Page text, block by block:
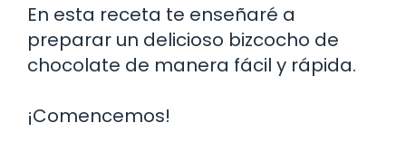
En esta receta te enseñaré a
preparar un delicioso bizcocho de
chocolate de manera fácil y rápida.
¡Comencemos!